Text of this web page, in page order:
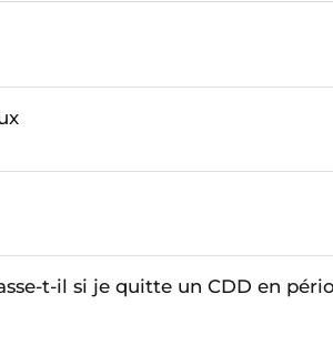
t-il si je quitte un CDD en